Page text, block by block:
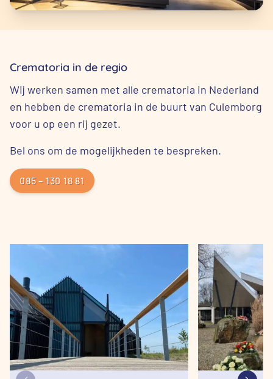
Crematoria in de regio
Wij werken samen met alle crematoria in Nederland
en hebben de crematoria in de buurt van Culemborg
voor u op een rij gezet.
Bel ons om de mogelijkheden te bespreken.
085 – 130 18 81